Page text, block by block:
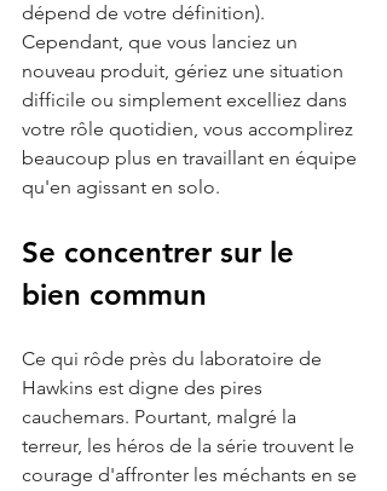
dépend de votre définition).
Cependant, que vous lanciez un
nouveau produit, gériez une situation
difficile ou simplement excelliez dans
votre rôle quotidien, vous accomplirez
beaucoup plus en travaillant en équipe
qu'en agissant en solo.
Se concentrer sur le
bien commun
Ce qui rôde près du laboratoire de
Hawkins est digne des pires
cauchemars. Pourtant, malgré la
terreur, les héros de la série trouvent le
courage d'affronter les méchants en se